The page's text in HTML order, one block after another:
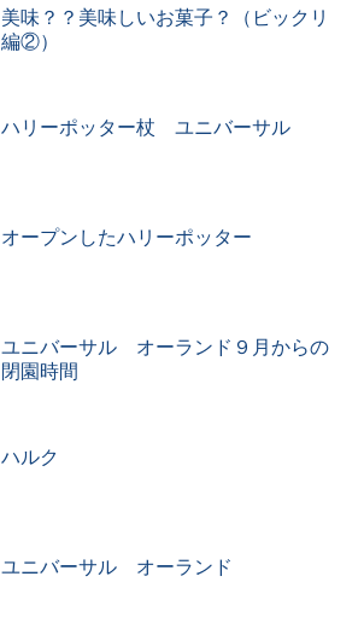
美味？？美味しいお菓子？（ビックリ
編②）
ハリーポッター杖 ユニバーサル
オープンしたハリーポッター
ユニバーサル オーランド９月からの
閉園時間
ハルク
ユニバーサル オーランド